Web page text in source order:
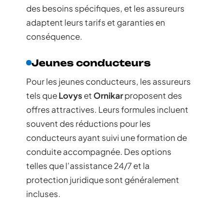
des besoins spécifiques, et les assureurs
adaptent leurs tarifs et garanties en
conséquence.
Jeunes conducteurs
Pour les jeunes conducteurs, les assureurs
tels queLovys etOrnikarproposent des
offres attractives. Leurs formules incluent
souvent des réductions pour les
conducteurs ayant suivi une formation de
conduite accompagnée. Des options
telles que l’assistance 24/7 et la
protection juridique sont généralement
incluses.